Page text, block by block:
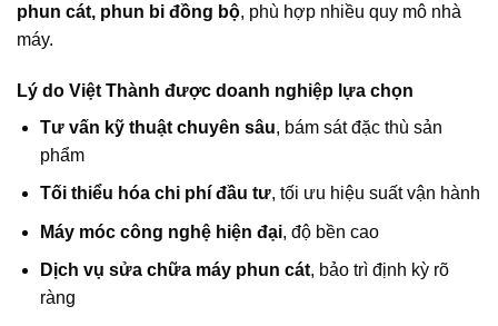
phun cát, phun bi đồng bộ, phù hợp nhiều quy mô nhà
máy.
Lý do Việt Thành được doanh nghiệp lựa chọn
Tư vấn kỹ thuật chuyên sâu, bám sát đặc thù sản
phẩm
Tối thiểu hóa chi phí đầu tư, tối ưu hiệu suất vận hành
Máy móc công nghệ hiện đại, độ bền cao
Dịch vụ sửa chữa máy phun cát, bảo trì định kỳ rõ
ràng